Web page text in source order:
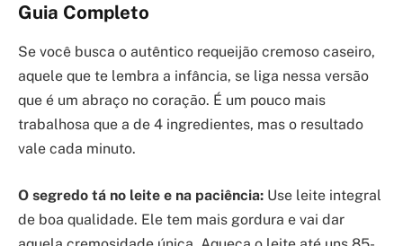
Guia Completo
Se você busca o autêntico requeijão cremoso caseiro,
aquele que te lembra a infância, se liga nessa versão
que é um abraço no coração. É um pouco mais
trabalhosa que a de 4 ingredientes, mas o resultado
vale cada minuto.
O segredo tá no leite e na paciência: Use leite integral
de boa qualidade. Ele tem mais gordura e vai dar